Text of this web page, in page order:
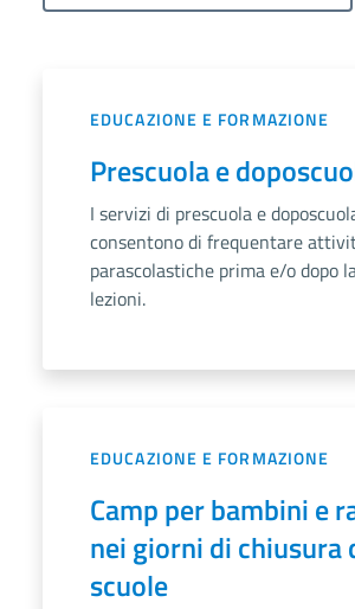
EDUCAZIONE E FORMAZIONE
Prescuola e
I servizi di prescuola e
consentono di frequentare
parascolastiche prima e/o dopo
lezioni.
EDUCAZIONE E FORMAZIONE
Camp per bambini e
nei giorni di chiusura
scuole